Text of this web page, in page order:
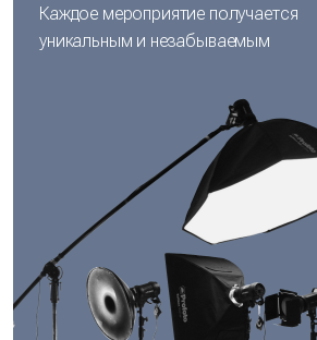
Каждое мероприятие получается
уникальным и незабываемым